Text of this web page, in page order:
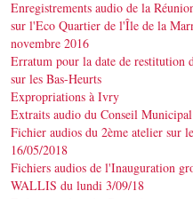
Enregistrements audio de la
sur l'Eco Quartier de l'Île de la
novembre 2016
Erratum pour la date de restitution
sur les Bas-Heurts
Expropriations à Ivry
Extraits audio du Conseil
Fichier audios du 2ème atelier sur
16/05/2018
Fichiers audios de l'Inauguration
WALLIS du lundi 3/09/18